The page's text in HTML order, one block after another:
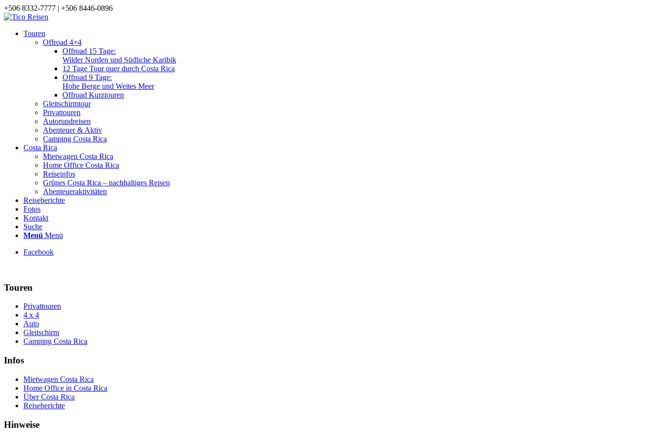
+506 8332-7777 | +506 8446-0896
Touren
Offroad 4×4
Offroad 15 Tage:
Wilder Norden und Südliche Karibik
12 Tage Tour quer durch Costa Rica
Offroad 9 Tage:
Hohe Berge und Weites Meer
Offroad Kurztouren
Gleitschirmtour
Privattouren
Autorundreisen
Abenteuer & Aktiv
Camping Costa Rica
Costa Rica
Mietwagen Costa Rica
Home Office Costa Rica
Reiseinfos
Grünes Costa Rica – nachhaltiges Reisen
Abenteueraktivitäten
Reiseberichte
Fotos
Kontakt
Suche
Menü Menü
Facebook
Touren
Privattouren
4 x 4
Auto
Gleitschirm
Camping Costa Rica
Infos
Mietwagen Costa Rica
Home Office in Costa Rica
Über Costa Rica
Reiseberichte
Hinweise